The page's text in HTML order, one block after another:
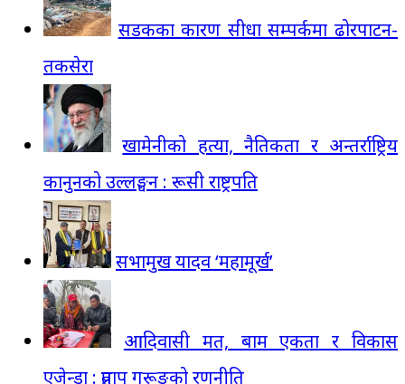
सडकका कारण सीधा सम्पर्कमा ढोरपाटन-
तकसेरा
खामेनीको हत्या, नैतिकता र अन्तर्राष्ट्रिय
कानुनको उल्लङ्घन : रूसी राष्ट्रपति
सभामुख यादव ‘महामूर्ख’
आदिवासी मत, बाम एकता र विकास
एजेन्डा : प्रताप गुरूङको रणनीति